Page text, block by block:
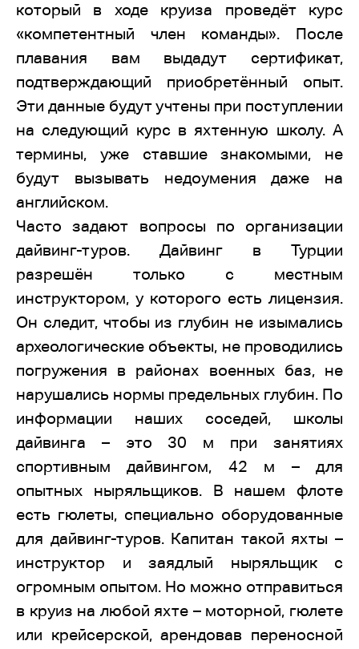
который в ходе круиза проведёт курс
«компетентный член команды». После
плавания вам выдадут сертификат,
подтверждающий приобретённый опыт.
Эти данные будут учтены при поступлении
на следующий курс в яхтенную школу. А
термины, уже ставшие знакомыми, не
будут вызывать недоумения даже на
английском.
Часто задают вопросы по организации
дайвинг-туров. Дайвинг в Турции
разрешён только с местным
инструктором, у которого есть лицензия.
Он следит, чтобы из глубин не изымались
археологические объекты, не проводились
погружения в районах военных баз, не
нарушались нормы предельных глубин. По
информации наших соседей, школы
дайвинга – это 30 м при занятиях
спортивным дайвингом, 42 м – для
опытных ныряльщиков. В нашем флоте
есть гюлеты, специально оборудованные
для дайвинг-туров. Капитан такой яхты –
инструктор и заядлый ныряльщик с
огромным опытом. Но можно отправиться
в круиз на любой яхте – моторной, гюлете
или крейсерской, арендовав переносной